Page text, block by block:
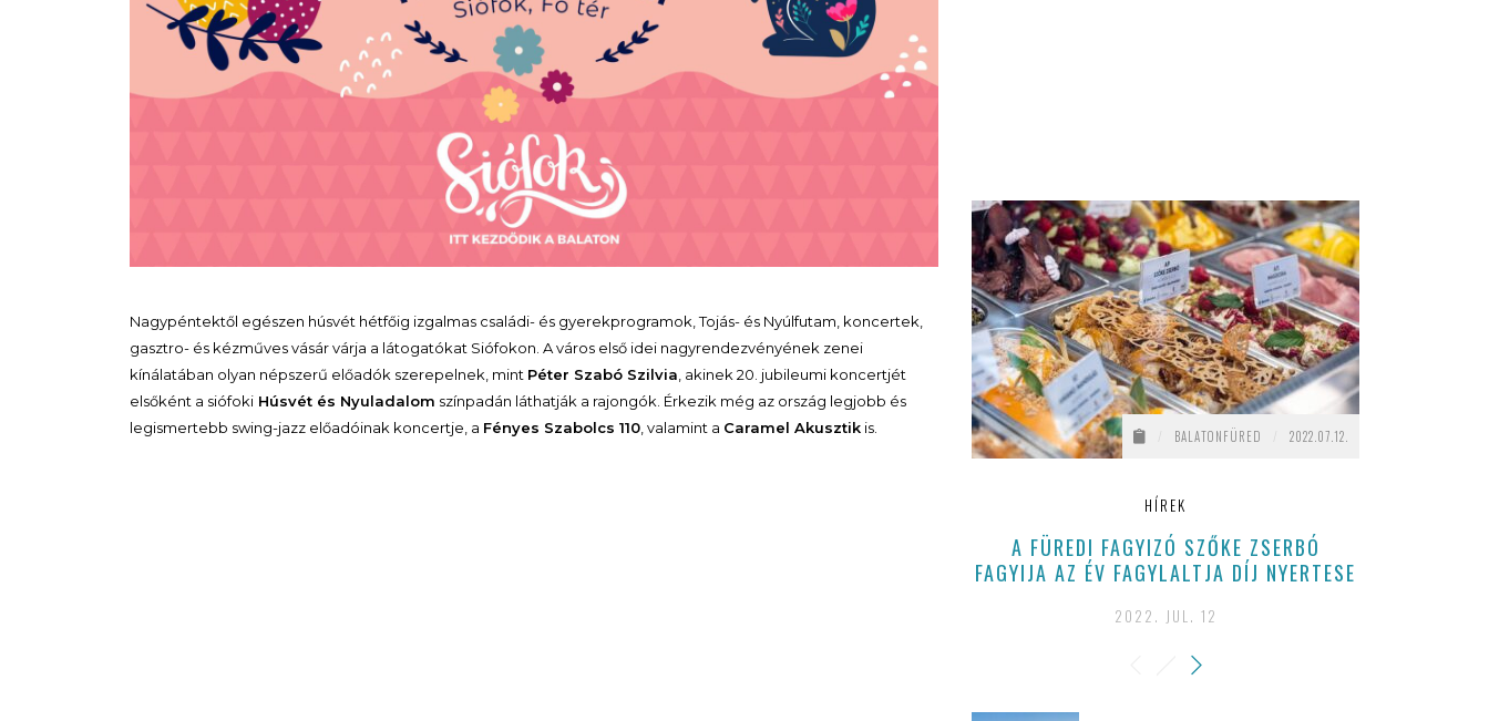
Nagypéntektől egészen húsvét hétfőig izgalmas családi- és gyerekprogramok, Tojás- és Nyúlfutam, koncertek,
gasztro- és kézműves vásár várja a látogatókat Siófokon. A város első idei nagyrendezvényének zenei
kínálatában olyan népszerű előadók szerepelnek, mint Péter Szabó Szilvia , akinek 20. jubileumi koncertjét
elsőként a siófoki Húsvét és Nyuladalom színpadán láthatják a rajongók. Érkezik még az ország legjobb és
legismertebb swing-jazz előadóinak koncertje, a Fényes Szabolcs 110 , valamint a Caramel Akusztik is. BALATONFÜRED 2022.07.12.
HÍREK
A FÜREDI FAGYIZÓ SZŐKE ZSERBÓ
FAGYIJA AZ ÉV FAGYLALTJA DÍJ NYERTESE
2022. JUL. 12